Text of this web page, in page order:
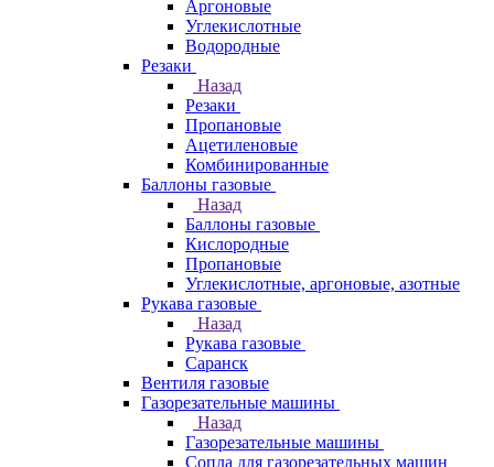
Аргоновые
Углекислотные
Водородные
Резаки
Назад
Резаки
Пропановые
Ацетиленовые
Комбинированные
Баллоны газовые
Назад
Баллоны газовые
Кислородные
Пропановые
Углекислотные, аргоновые, азотные
Рукава газовые
Назад
Рукава газовые
Саранск
Вентиля газовые
Газорезательные машины
Назад
Газорезательные машины
Сопла для газорезательных машин